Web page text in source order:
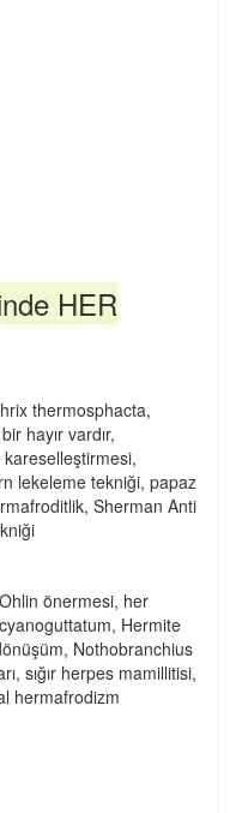
HER
thermosphacta,
hayır vardır,
lekeleme tekniği, papaz
Sherman Anti
önermesi, her
Hermite
Nothobranchius
sığır herpes mamillitisi,
hermafrodizm